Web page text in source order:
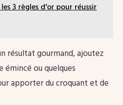
3 règles d'or pour réussir
résultat gourmand, ajoutez
émincé ou quelques
apporter du croquant et de